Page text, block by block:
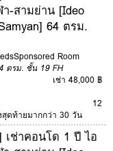
-สามย่าน [Ideo
64 ตรม.
Sponsored Room
ตรม. ชั้น 19 FH
เช่า 48,000 ฿
12
สุดท้ายมากกว่า 30 วัน
เช่าคอนโด 1 ปี ไอ